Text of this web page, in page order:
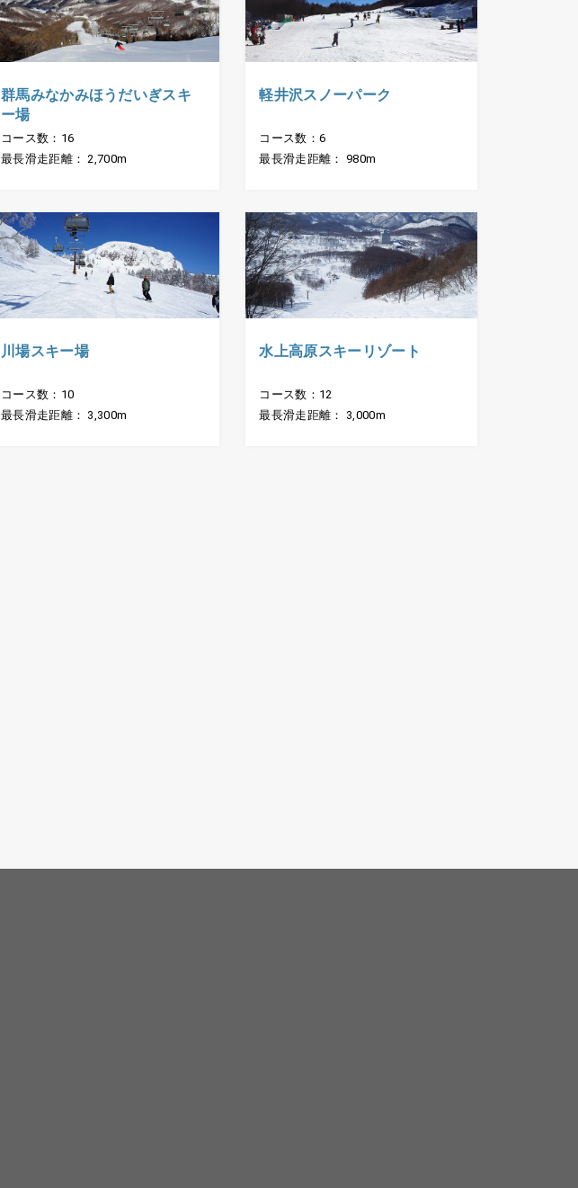
群馬みなかみほうだいぎスキ
ー場
コース数：16
最長滑走距離： 2,700m
軽井沢スノーパーク
コース数：6
最長滑走距離： 980m
川場スキー場
コース数：10
最長滑走距離： 3,300m
水上高原スキーリゾート
コース数：12
最長滑走距離： 3,000m